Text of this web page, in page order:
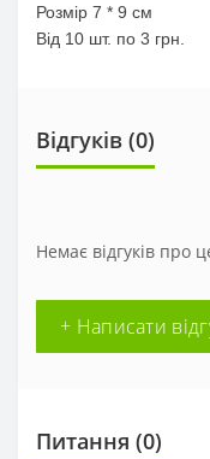
Розмір 7 * 9 см
Від 10 шт. по 3 грн.
Відгуків (0)
Немає відгуків про
+ Написати
Питання (0)